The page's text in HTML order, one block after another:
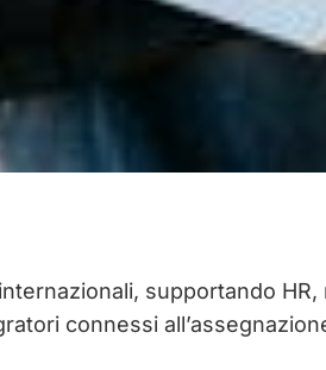
supportando
connessi